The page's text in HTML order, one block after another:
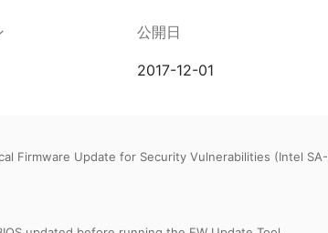
公開日
2017-12-01
Firmware Update for Security Vulnerabilities (Intel